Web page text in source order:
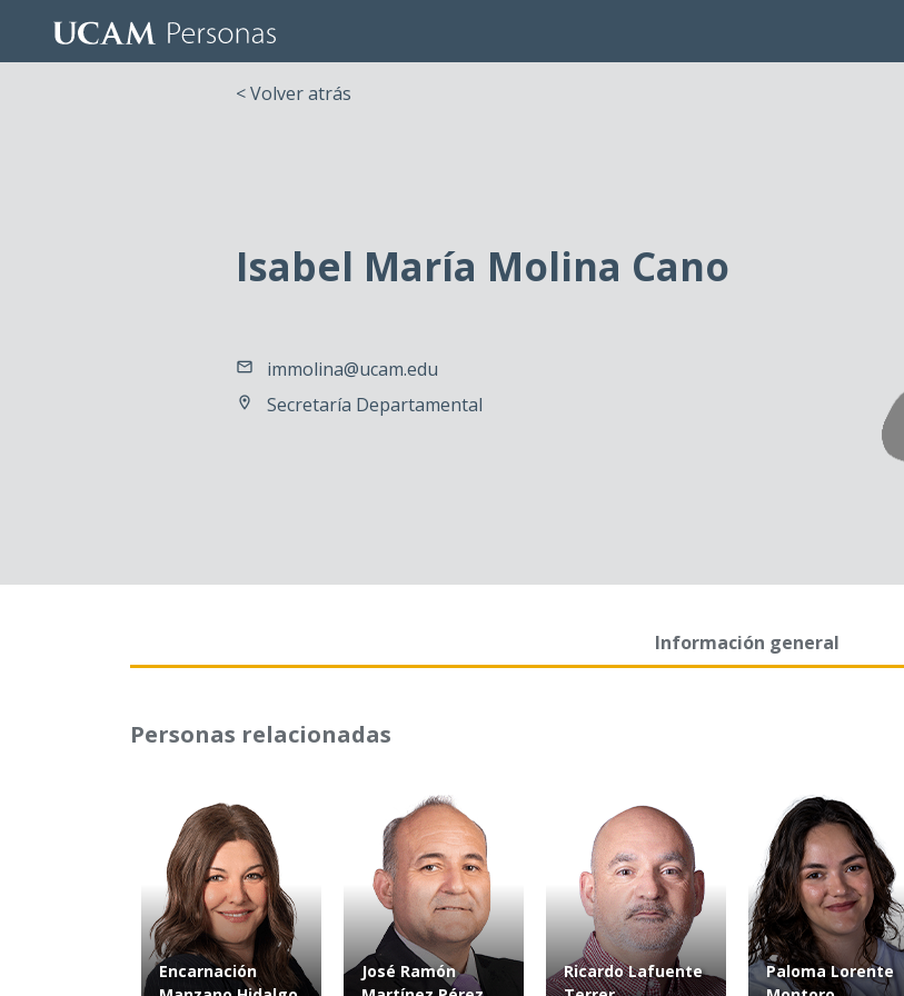
< Volver atrás
Isabel María Molina Cano
immolina@ucam.edu
Secretaría Departamental
Información general
Personas relacionadas
Encarnación
José Ramón
Ricardo Lafuente
Paloma Lorente